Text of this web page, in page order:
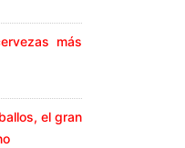
más
el gran